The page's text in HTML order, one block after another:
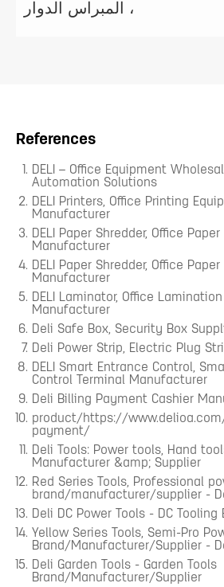
المبراس الدوار ،
References
DELI – Office Equipment
Automation Solutions
DELI Printers, Office Printing
Manufacturer
DELI Paper Shredder, Office
Manufacturer
DELI Paper Shredder, Office
Manufacturer
DELI Laminator, Office
Manufacturer
Deli Safe Box, Security Box
Deli Power Strip, Electric Plug
DELI Smart Entrance Control,
Control Terminal Manufacturer
Deli Billing Payment Cashier
product/https://
payment/
Deli Tools: Power tools, Hand
Manufacturer &amp; Supplier
Red Series Tools, Professional
brand/manufacturer/supplier -
Deli DC Power Tools - DC
Yellow Series Tools, Semi-Pro
Brand/Manufacturer/Supplier -
Deli Garden Tools - Garden Tools
Brand/Manufacturer/Supplier